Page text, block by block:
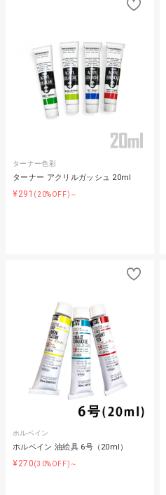
ターナー色彩
ターナー アクリルガッシュ 20ml
¥291 (20%OFF)～
ホルベイン
ホルベイン 油絵具 6号（20ml）
¥270(30%OFF)～